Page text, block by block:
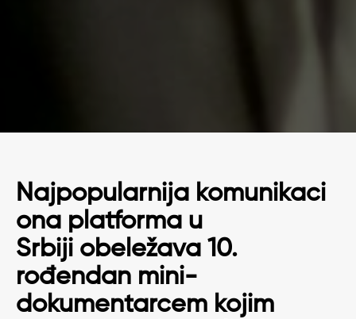
Najpopularnija komunikaci
ona platforma u
Srbiji obeležava 10.
rođendan mini-
dokumentarcem kojim